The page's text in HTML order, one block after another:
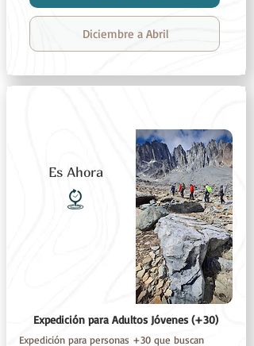
Diciembre a Abril
Es Ahora
Expedición para Adultos Jóvenes (+30)
Expedición para personas +30 que buscan